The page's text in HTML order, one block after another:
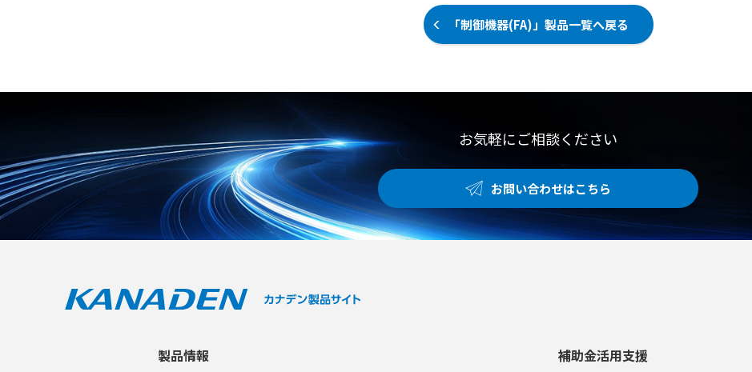
らの転換および生産品目の拡大
付けによる遠隔監視 ●オフィスや食
品工場における温湿度やCO2濃度の
配線なしでの遠隔管理 ●太陽電池搭
載センサとの連携による電池交換の
手間や導入コストの抑制
デル 【用途・事例】 ●医療現場や
放送局、データセンターにおける重
要機器の電源誤脱事故防止 ●ロック
脱対策 ●赤と青のカラーモデルを活
動ロックする独自のブレードロック
システム ●赤いボタンを押しながら
抜くだけのワンタッチロック解除機
構 ●設置環境に合わせて選べる4・
10・16ポートのラインアップ 【用
途・事例】 ●データセンターやサー
バーラック内における電源ケーブル
全性が求められるIT・通信インフラ
字ができます 。 高精度な位置決め
により、限られたスペースへの印字
が可能となり、基板設計の自由度が
れやつぶれのない高品位な二次元コ
ードや文字のダイレクトマーキング
●PLCやGOT採用による高信頼性お
よび常時パソコン接続不要の安定運
用 ●内蔵反転機（オプション）で両
面印字対応および省スペース利用
【用途・事例】 ●プリント基板上の
「制御機器(FA)」製品一覧へ戻る
お気軽にご相談ください
お問い合わせはこちら
製品情報 補助金活用支援